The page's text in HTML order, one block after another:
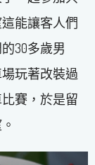
能讓客人們
30多歲男
玩著改裝過
賽，於是留